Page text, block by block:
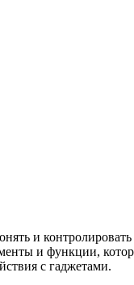
и
и функции,
с гаджетами.